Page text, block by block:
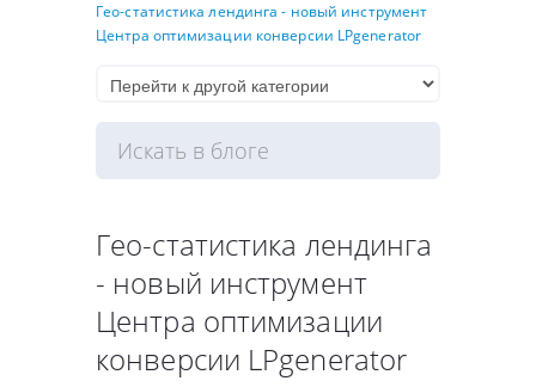
Гео-статистика лендинга - новый инструмент
Центра оптимизации конверсии LPgenerator
Гео-статистика лендинга
- новый инструмент
Центра оптимизации
конверсии LPgenerator